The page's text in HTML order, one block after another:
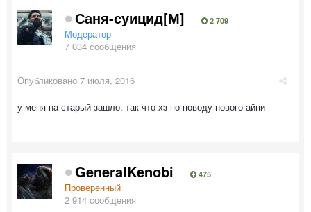
Саня-суицид[М] 2 709
Модератор
7 034 сообщения
Опубликовано 7 июля, 2016
у меня на старый зашло. так что хз по поводу нового айпи
GeneralKenobi 475
Проверенный
2 914 сообщения